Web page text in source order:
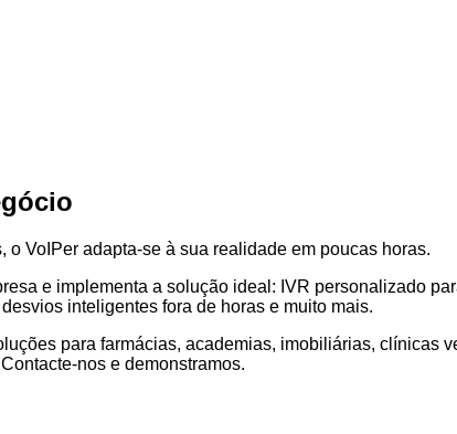
VoIPer adapta-se à sua realidade em poucas horas.
e implementa a solução ideal: IVR personalizado
inteligentes fora de horas e muito mais.
para farmácias, academias, imobiliárias, clínicas
nos e demonstramos.